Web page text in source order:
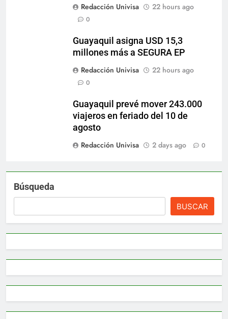
Redacción Univisa
22 hours ago
0
Guayaquil asigna USD 15,3
millones más a SEGURA EP
Redacción Univisa
22 hours ago
0
Guayaquil prevé mover 243.000
viajeros en feriado del 10 de
agosto
Redacción Univisa
2 days ago 0
Búsqueda
BUSCAR